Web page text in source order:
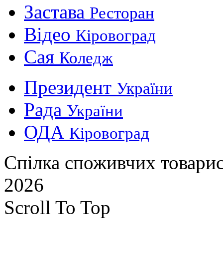
Застава Ресторан
Відео Кіровоград
Сая Коледж
Президент України
Рада України
ОДА Кіровоград
Спілка споживчих
2026
Scroll To Top